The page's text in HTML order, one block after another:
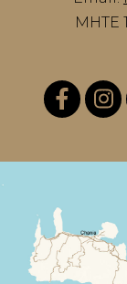
MHTE